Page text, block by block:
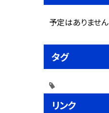
予定はありません
タグ
リンク